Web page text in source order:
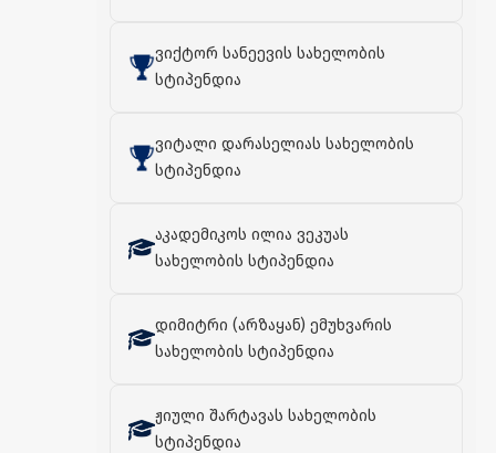
ვიქტორ სანეევის სახელობის
სტიპენდია
ვიტალი დარასელიას სახელობის
სტიპენდია
აკადემიკოს ილია ვეკუას
სახელობის სტიპენდია
დიმიტრი (არზაყან) ემუხვარის
სახელობის სტიპენდია
ჟიული შარტავას სახელობის
სტიპენდია